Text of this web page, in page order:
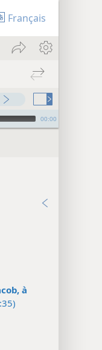
Français
00:00
à